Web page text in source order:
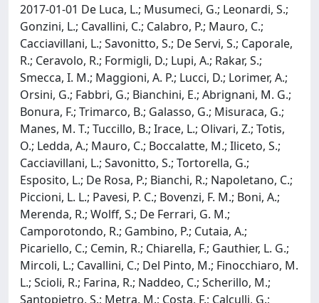
2017-01-01 De Luca, L.; Musumeci, G.; Leonardi, S.;
Gonzini, L.; Cavallini, C.; Calabro, P.; Mauro, C.;
Cacciavillani, L.; Savonitto, S.; De Servi, S.; Caporale,
R.; Ceravolo, R.; Formigli, D.; Lupi, A.; Rakar, S.;
Smecca, I. M.; Maggioni, A. P.; Lucci, D.; Lorimer, A.;
Orsini, G.; Fabbri, G.; Bianchini, E.; Abrignani, M. G.;
Bonura, F.; Trimarco, B.; Galasso, G.; Misuraca, G.;
Manes, M. T.; Tuccillo, B.; Irace, L.; Olivari, Z.; Totis,
O.; Ledda, A.; Mauro, C.; Boccalatte, M.; Iliceto, S.;
Cacciavillani, L.; Savonitto, S.; Tortorella, G.;
Esposito, L.; De Rosa, P.; Bianchi, R.; Napoletano, C.;
Piccioni, L. L.; Pavesi, P. C.; Bovenzi, F. M.; Boni, A.;
Merenda, R.; Wolff, S.; De Ferrari, G. M.;
Camporotondo, R.; Gambino, P.; Cutaia, A.;
Picariello, C.; Cemin, R.; Chiarella, F.; Gauthier, L. G.;
Mircoli, L.; Cavallini, C.; Del Pinto, M.; Finocchiaro, M.
L.; Scioli, R.; Farina, R.; Naddeo, C.; Scherillo, M.;
Santopietro, S.; Metra, M.; Costa, F.; Calculli, G.;